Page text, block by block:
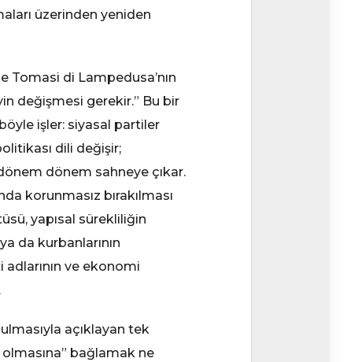
üzerinden yeniden
di Lampedusa’nın
değişmesi gerekir.” Bu bir
işler: siyasal partiler
dili değişir;
dönem sahneye çıkar.
korunmasız bırakılması
yapısal sürekliliğin
da kurbanlarının
ve ekonomi
açıklayan tek
bağlamak ne